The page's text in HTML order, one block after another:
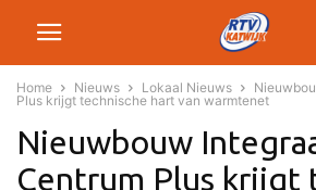
Home Nieuws Lokaal Nieuws
Plus krijgt technische hart van warmtenet
Nieuwbouw
Centrum Plus krijgt